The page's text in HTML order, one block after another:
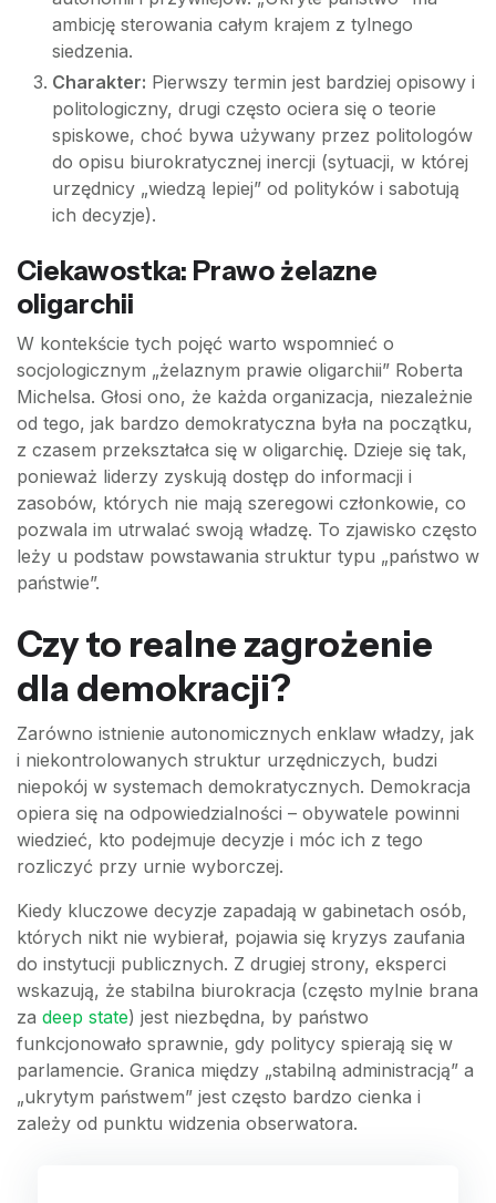
ambicję sterowania całym krajem z tylnego
siedzenia.
Charakter: Pierwszy termin jest bardziej opisowy i
politologiczny, drugi często ociera się o teorie
spiskowe, choć bywa używany przez politologów
do opisu biurokratycznej inercji (sytuacji, w której
urzędnicy „wiedzą lepiej” od polityków i sabotują
ich decyzje).
Ciekawostka: Prawo żelazne
oligarchii
W kontekście tych pojęć warto wspomnieć o
socjologicznym „żelaznym prawie oligarchii” Roberta
Michelsa. Głosi ono, że każda organizacja, niezależnie
od tego, jak bardzo demokratyczna była na początku,
z czasem przekształca się w oligarchię. Dzieje się tak,
ponieważ liderzy zyskują dostęp do informacji i
zasobów, których nie mają szeregowi członkowie, co
pozwala im utrwalać swoją władzę. To zjawisko często
leży u podstaw powstawania struktur typu „państwo w
państwie”.
Czy to realne zagrożenie
dla demokracji?
Zarówno istnienie autonomicznych enklaw władzy, jak
i niekontrolowanych struktur urzędniczych, budzi
niepokój w systemach demokratycznych. Demokracja
opiera się na odpowiedzialności – obywatele powinni
wiedzieć, kto podejmuje decyzje i móc ich z tego
rozliczyć przy urnie wyborczej.
Kiedy kluczowe decyzje zapadają w gabinetach osób,
których nikt nie wybierał, pojawia się kryzys zaufania
do instytucji publicznych. Z drugiej strony, eksperci
wskazują, że stabilna biurokracja (często mylnie brana
za deep state) jest niezbędna, by państwo
funkcjonowało sprawnie, gdy politycy spierają się w
parlamencie. Granica między „stabilną administracją” a
„ukrytym państwem” jest często bardzo cienka i
zależy od punktu widzenia obserwatora.